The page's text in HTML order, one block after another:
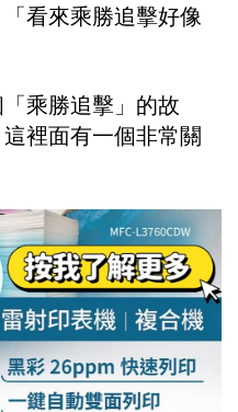
看來乘勝追擊好像
乘勝追擊」的故
裡面有一個非常關